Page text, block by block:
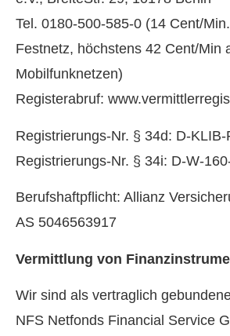
Tel. 0180-500-585-0 (14 Cent/
Festnetz, höchstens 42 Cent/Min
Mobilfunknetzen)
Registerabruf:
Registrierungs-Nr. § 34d: D-
Registrierungs-Nr. § 34i: D-W-
Berufshaftpflicht: Allianz
AS 5046563917
Vermittlung von
Wir sind als vertraglich
NFS Netfonds Financial Service